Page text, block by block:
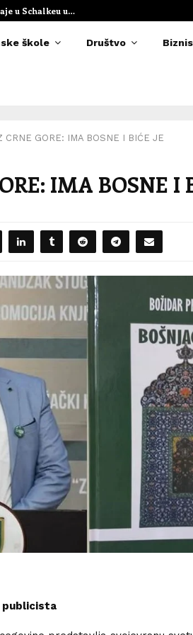
u Schalkeu u…
škole Društvo Biznis
CRNE GORE: IMA BOSNE I BIĆE JE
IMA BOSNE I
publicista